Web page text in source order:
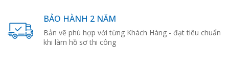
BẢO HÀNH 2 NĂM
Bản vẽ phù hợp với từng Khách Hàng - đạt tiêu chuẩn
khi làm hồ sơ thi công